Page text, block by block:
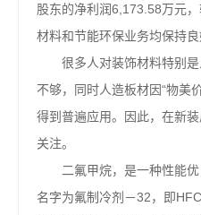
股东的净利润6,173.58万元
材料和节能环保业务均保持良
很多人对装饰材料特别是
不够，同时人造板材因“物美
得到普遍应用。因此，在新
关注。
二氟甲烷，是一种性能优
名字为氟制冷剂－32，即